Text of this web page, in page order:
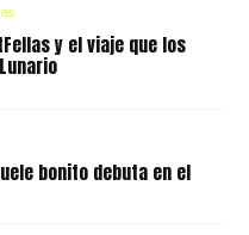
y el viaje que los
bonito debuta en el